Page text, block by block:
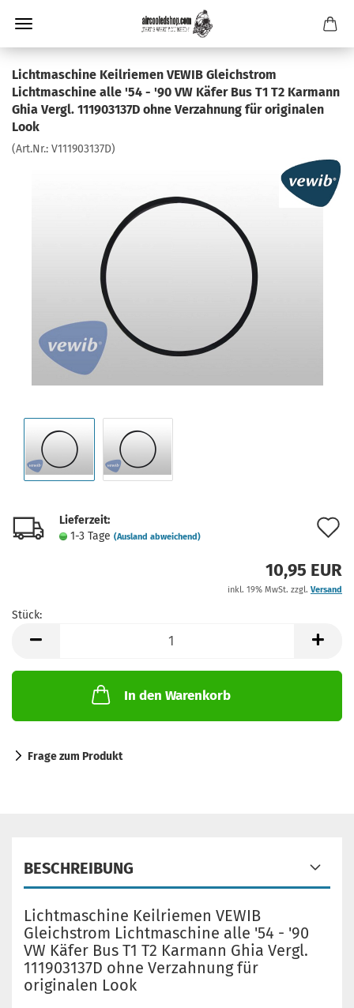
Lichtmaschine Keilriemen VEWIB Gleichstrom
Lichtmaschine alle '54 - '90 VW Käfer Bus T1 T2 Karmann
Ghia Vergl. 111903137D ohne Verzahnung für originalen
Look
(Art.Nr.: V111903137D)
Lieferzeit:
1-3 Tage (Ausland abweichend)
10,95 EUR
inkl. 19% MwSt. zzgl. Versand
Stück:
In den Warenkorb
Frage zum Produkt
BESCHREIBUNG
Lichtmaschine Keilriemen VEWIB
Gleichstrom Lichtmaschine alle '54 - '90
VW Käfer Bus T1 T2 Karmann Ghia Vergl.
111903137D ohne Verzahnung für
originalen Look